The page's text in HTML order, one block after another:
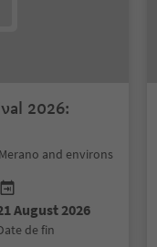
2026:
and environs
August 2026
date de fin